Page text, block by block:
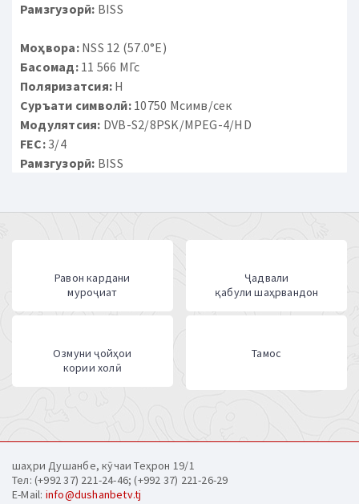
Рамзгузорӣ: BISS
Моҳвора:NSS 12 (57.0°E)
Басомад:11 566 МГс
Поляризатсия: H
Суръати символӣ:10750 Мсимв/сек
Модулятсия: DVB-S2/8PSK/MPEG-4/HD
FEC:3/4
Рамзгузорӣ: BISS
Равон кардани
муроҷиат
Ҷадвали
қабули шаҳрвандон
Озмуни ҷойҳои
кории холӣ
Тамос
шаҳри Душанбе, кӯчаи Теҳрон 19/1
Тел: (+992 37) 221-24-46; (+992 37) 221-26-29
E-Mail: info@dushanbetv.tj